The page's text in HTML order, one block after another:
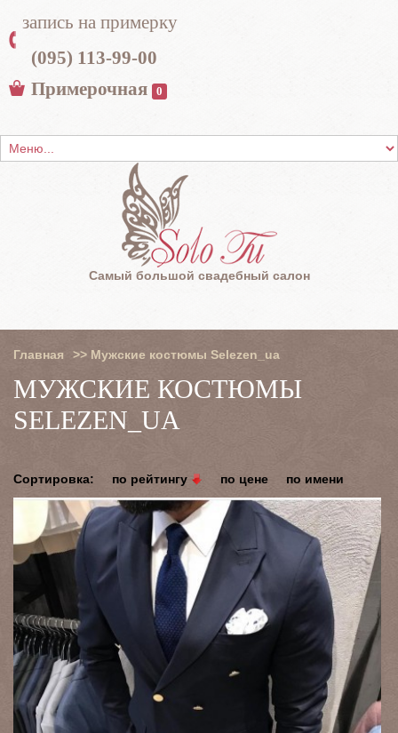
запись на примерку
(095) 113-99-00
Примерочная
0
Самый большой свадебный салон
Главная >> Мужские костюмы Selezen_ua
МУЖСКИЕ КОСТЮМЫ
SELEZEN_UA
Сортировка: по рейтингу по цене по имени